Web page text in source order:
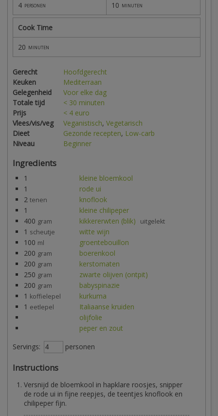
4 personen 10 minuten
Cook Time
20 minuten
Gerecht
Hoofdgerecht
Keuken
Mediterraan
Gelegenheid
Voor elke dag
Totale tijd
< 30 minuten
Prijs
< 4 euro
Vlees/vis/veg
Veganistisch, Vegetarisch
Dieet
Gezonde recepten, Low-carb
Niveau
Beginner
Ingredients
1
kleine bloemkool
1
rode ui
2 tenen
knoflook
1
kleine chilipeper
400 gram kikkererwten (blik) uitgelekt
1 scheutje
witte wijn
100 ml
groentebouillon
200 gram
boerenkool
200 gram
kerstomaten
250 gram
zwarte olijven (ontpit)
200 gram
babyspinazie
1 koffielepel
kurkuma
1 eetlepel
Italiaanse kruiden
olijfolie
peper en zout
Servings:
personen
Instructions
Versnijd de bloemkool in hapklare roosjes, snipper
de rode ui in fijne reepjes, de teentjes knoflook en
chilipeper fijn.